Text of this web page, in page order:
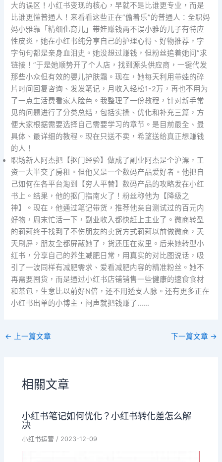
大的误区！小红书变现的核心，早就不是比谁更专业，而是
比谁更懂普通人！来看看这些正在”偷着乐”的普通人：全职妈
妈小雅靠「精细化育儿」带娃赚钱两不误小雅的儿子有特应
性皮炎，她在小红书纯分享自己的护理心得、好物推荐，字
字句句都是亲身血泪史。她没想过赚钱，但粉丝追着她问”求
链接！”于是她顺势开了个人店，找到源头供应商，一键代发
那些小众但有效的婴儿护肤霜。现在，她每天利用带娃的碎
片时间回复咨询、发发笔记，月收入轻松1-2万，再也不用为
了一点生活费看家人脸色。我整理了一份教程，针对新手常
见的问题进行了分类总结，包括实操、优化和补充三篇，方
便大家根据需要选择自己需要学习的章节。是目前最全、最
具体、最详细的教程。现在只送不卖，希望送给真正想赚钱
的人！
职场新人阿杰把【抠门经验】做成了副业阿杰是个沪漂，工
资一大半交了房租。但他又是一个数码产品爱好者。他把自
己如何在各平台淘到【穷人平替】数码产品的攻略发在小红
书上。结果，他的抠门指南火了！粉丝称他为【降级之
神】。现在，他通过笔记带货，推荐他亲自测试过的百元内
好物，周末忙活一下，副业收入都快赶上主业了。微商转型
的莉莉终于找到了不伤朋友的卖货方式莉莉以前做微商，天
天刷屏，朋友全都屏蔽她了，货还压在家里。后来她转型小
红书，分享自己的养生减肥日常，用真实的对比图说话，吸
引了一波同样有减肥需求、爱看减肥内容的精准粉丝。她不
再需要囤货，而是通过小红书店铺销售一些健康的速食食材
和茶包，生意比以前好N倍，还不用透支人脉。还有更多正在
小红书出单的小博主，闷声就把钱赚了……
← 上一篇文章 下一篇文章 →
相關文章
小红书笔记如何优化？小红书转化差怎么解
决
小红书运营 / 2023-12-09